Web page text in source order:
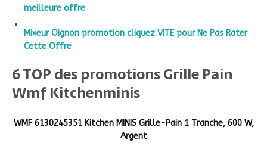
meilleure offre
Mixeur Oignon promotion cliquez VITE pour Ne Pas Rater
Cette Offre
6 TOP des promotions Grille Pain
Wmf Kitchenminis
WMF 6130245351 Kitchen MINIS Grille-Pain 1 Tranche, 600 W,
Argent